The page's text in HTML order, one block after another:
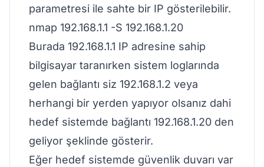
parametresi ile sahte bir IP gösterilebilir.
nmap 192.168.1.1 -S 192.168.1.20
Burada 192.168.1.1 IP adresine sahip
bilgisayar taranırken sistem loglarında
gelen bağlantı siz 192.168.1.2 veya
herhangi bir yerden yapıyor olsanız dahi
hedef sistemde bağlantı 192.168.1.20 den
geliyor şeklinde gösterir.
Eğer hedef sistemde güvenlik duvarı var